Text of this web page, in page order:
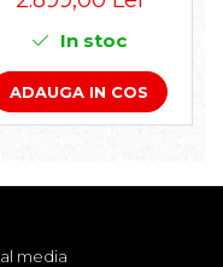
In stoc
ADAUGA IN COS
media